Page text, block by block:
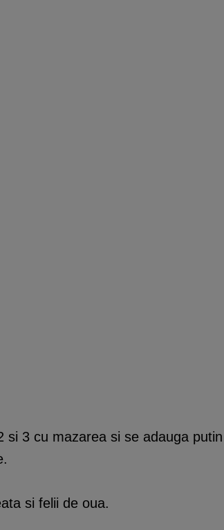
si 3 cu mazarea si se adauga putin
si felii de oua.